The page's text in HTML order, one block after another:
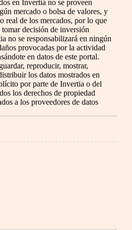
en Invertia no se proveen
mercado o bolsa de valores, y
real de los mercados, por lo que
decisión de inversión
no se responsabilizará en ningún
provocadas por la actividad
en datos de este portal.
reproducir, mostrar,
los datos mostrados en
por parte de Invertia o del
los derechos de propiedad
a los proveedores de datos